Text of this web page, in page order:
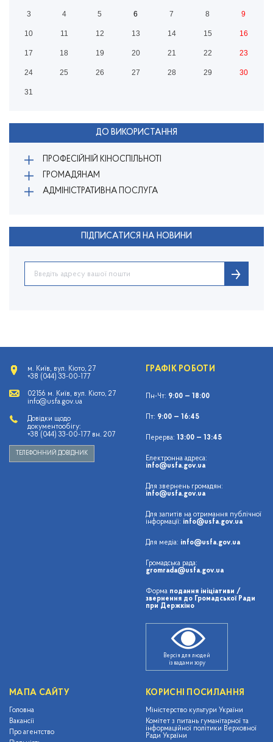
3 4 5 6 7 8 9
10 11 12 13 14 15 16
17 18 19 20 21 22 23
24 25 26 27 28 29 30
31
ДО ВИКОРИСТАННЯ
ПРОФЕСІЙНІЙ КІНОСПІЛЬНОТІ
ГРОМАДЯНАМ
АДМІНІСТРАТИВНА ПОСЛУГА
ПІДПИСАТИСЯ НА НОВИНИ
м. Київ, вул. Кіото, 27
+38 (044) 33-00-177
02156 м. Київ, вул. Кіото, 27
info@usfa.gov.ua
Довідки щодо
документообігу:
+38 (044) 33-00-177 вн. 207
ТЕЛЕФОННИЙ ДОВІДНИК
ГРАФІК РОБОТИ
Пн-Чт: 9:00 — 18:00
Пт: 9:00 — 16:45
Перерва: 13:00 — 13:45
Електронна адреса:
info@usfa.gov.ua
Для звернень громадян:
info@usfa.gov.ua
Для запитів на отримання публічної
інформації: info@usfa.gov.ua
Для медіа: info@usfa.gov.ua
Громадська рада:
gromrada@usfa.gov.ua
Форма подання ініціативи /
звернення до Громадської Ради
при Держкіно
Версія для людей
із вадами зору
МАПА САЙТУ
Головна
Вакансії
Про агентство
КОРИСНІ ПОСИЛАННЯ
Міністерство культури України
Комітет з питань гуманітарної та
інформаційної політики Верховної
Ради України